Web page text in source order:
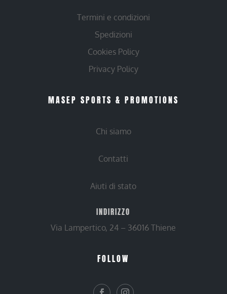
Termini e condizioni
Spedizioni
Cookies Policy
Privacy Policy
MASEP SPORTS & PROMOTIONS
Chi siamo
Contatti
Aiuti di stato
INDIRIZZO
Via Lampertico, 24 – 36016 Thiene
FOLLOW